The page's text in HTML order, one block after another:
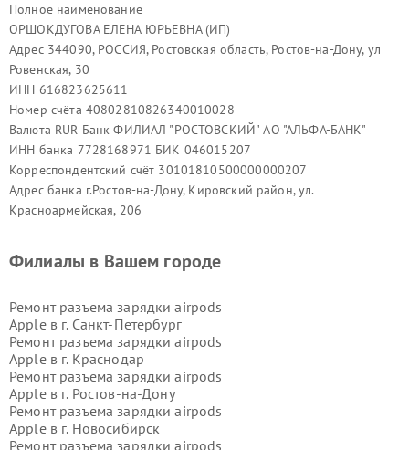
Полное наименование
ОРШОКДУГОВА ЕЛЕНА ЮРЬЕВНА (ИП)
Адрес 344090, РОССИЯ, Ростовская область, Ростов-на-Дону, ул
Ровенская, 30
ИНН 616823625611
Номер счёта 40802810826340010028
Валюта RUR Банк ФИЛИАЛ "РОСТОВСКИЙ" АО "АЛЬФА-БАНК"
ИНН банка 7728168971 БИК 046015207
Корреспондентский счёт 30101810500000000207
Адрес банка г.Ростов-на-Дону, Кировский район, ул.
Красноармейская, 206
Филиалы в Вашем городе
Ремонт разъема зарядки airpods
Apple в г. Санкт-Петербург
Ремонт разъема зарядки airpods
Apple в г. Краснодар
Ремонт разъема зарядки airpods
Apple в г. Ростов-на-Дону
Ремонт разъема зарядки airpods
Apple в г. Новосибирск
Ремонт разъема зарядки airpods